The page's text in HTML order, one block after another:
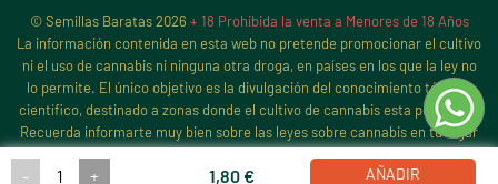
- + 1,80 € AÑADIR
© Semillas Baratas 2026 + 18 Prohibida la venta a Menores de 18 Años
La información contenida en esta web no pretende promocionar el cultivo
ni el uso de cannabis ni ninguna otra droga, en países en los que la ley no
lo permite. El único objetivo es la divulgación del conocimiento técnico
científico, destinado a zonas donde el cultivo de cannabis esta permitido.
Recuerda informarte muy bien sobre las leyes sobre cannabis en tu lugar
de residencia, antes de iniciar ningún cultivo de cannabis, pues sigue
estando prohibido en muchos países y estados.